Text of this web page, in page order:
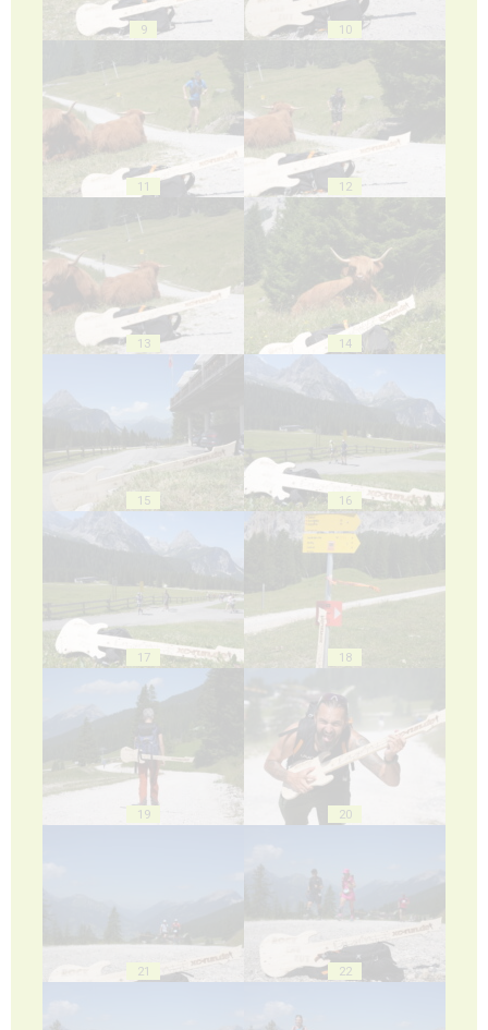
9 10
11 12
13 14
15 16
17 18
19 20
21 22